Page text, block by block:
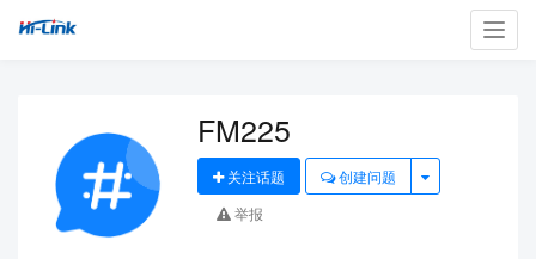
FM225
关注话题
创建问题
举报